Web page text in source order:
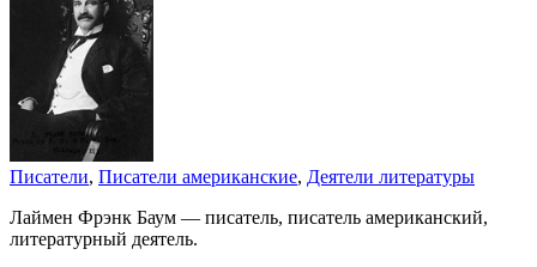
Писатели, Писатели американские, Деятели литературы
Лаймен Фрэнк Баум — писатель, писатель американский,
литературный деятель.